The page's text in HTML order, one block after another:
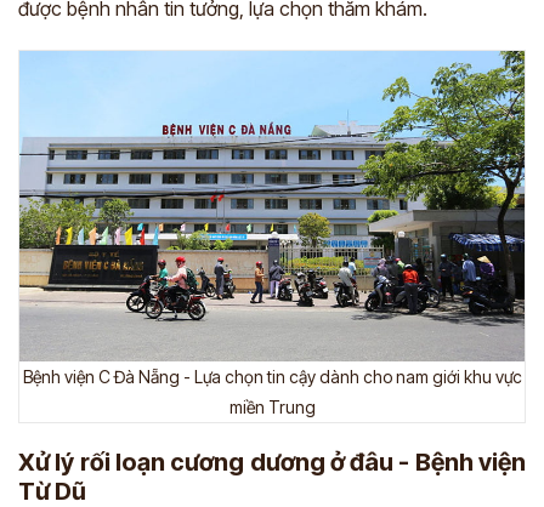
được bệnh nhân tin tưởng, lựa chọn thăm khám.
Bệnh viện C Đà Nẵng - Lựa chọn tin cậy dành cho nam giới khu vực
miền Trung
Xử lý rối loạn cương dương ở đâu - Bệnh viện
Từ Dũ